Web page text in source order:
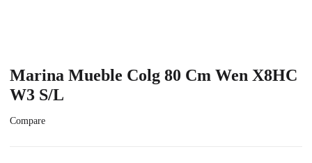
Marina Mueble Colg 80 Cm Wen X8HC
W3 S/L
Compare